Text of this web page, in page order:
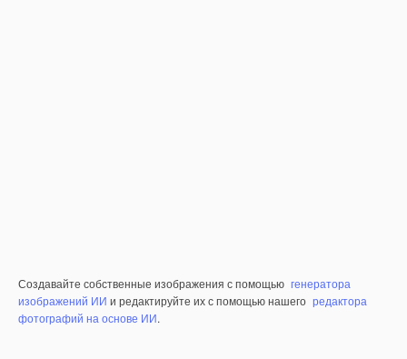
Создавайте собственные изображения с помощью генератора
изображений ИИ и редактируйте их с помощью нашего редактора
фотографий на основе ИИ.